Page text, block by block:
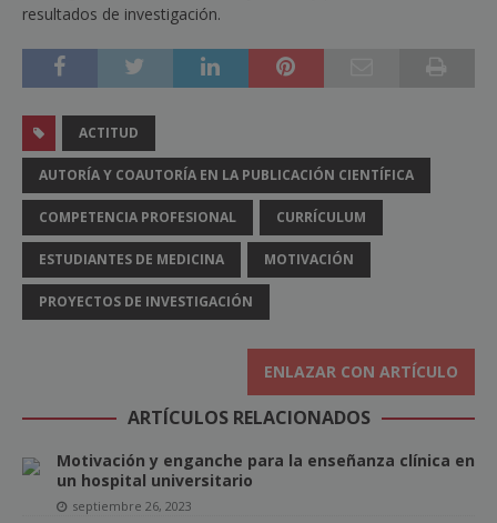
resultados de investigación.
ACTITUD
AUTORÍA Y COAUTORÍA EN LA PUBLICACIÓN CIENTÍFICA
COMPETENCIA PROFESIONAL CURRÍCULUM
ESTUDIANTES DE MEDICINA MOTIVACIÓN
PROYECTOS DE INVESTIGACIÓN
ENLAZAR CON ARTÍCULO
ARTÍCULOS RELACIONADOS
Motivación y enganche para la enseñanza clínica en
un hospital universitario
septiembre 26, 2023